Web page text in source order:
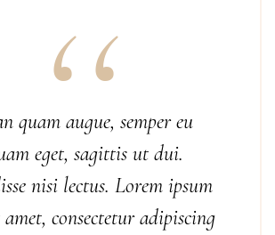
quam augue, semper eu
eget, sagittis ut dui.
nisi lectus. Lorem ipsum
consectetur adipiscing